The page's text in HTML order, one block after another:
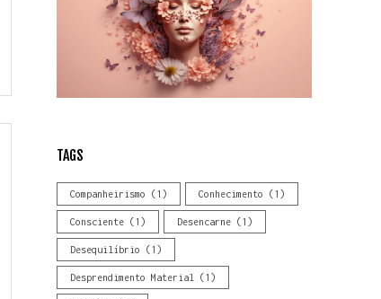
TAGS
Companheirismo (1) Conhecimento (1)
Consciente(1) Desencarne(1)
Desequilíbrio (1)
Desprendimento Material(1)